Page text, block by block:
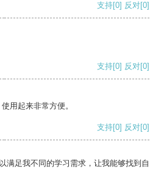
支持[0] 反对[0]
支持[0] 反对[0]
用起来非常方便。
支持[0] 反对[0]
满足我不同的学习需求，让我能够找到自